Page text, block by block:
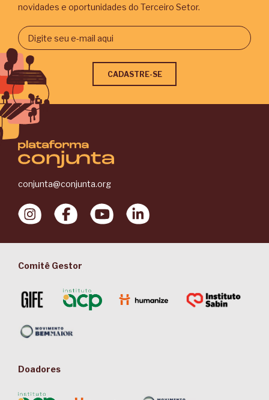
novidades e oportunidades do Terceiro Setor.
conjunta@conjunta.org
Comitê Gestor
Doadores